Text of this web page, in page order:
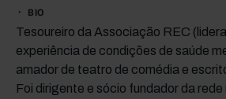
BIO
Tesoureiro da Associação REC
experiência de condições de saúde
amador de teatro de comédia e
Foi dirigente e sócio fundador da